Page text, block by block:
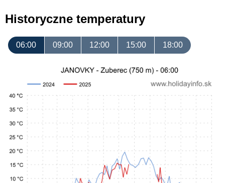
Historyczne temperatury
06:00 09:00 12:00 15:00 18:00